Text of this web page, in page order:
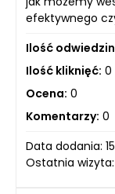
efektywnego
Ilość
Ilość kliknięć: 0
Ocena: 0
Komentarzy: 0
Data dodania:
Ostatnia